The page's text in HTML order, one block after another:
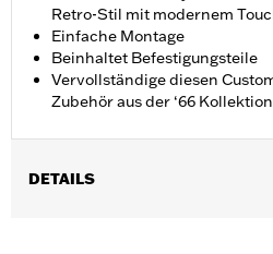
Retro-Stil mit modernem
Einfache Montage
Beinhaltet Befestigungsteile
Vervollständige diesen
Zubehör aus der ‘66 Kollektion
DETAILS